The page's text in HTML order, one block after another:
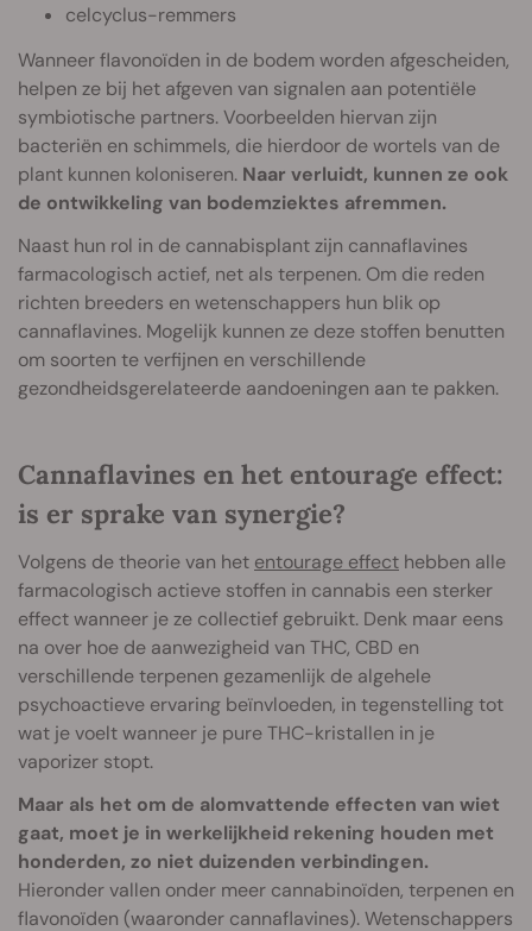
celcyclus-remmers
Wanneer flavonoïden in de bodem worden afgescheiden,
helpen ze bij het afgeven van signalen aan potentiële
symbiotische partners. Voorbeelden hiervan zijn
bacteriën en schimmels, die hierdoor de wortels van de
plant kunnen koloniseren. Naar verluidt, kunnen ze ook
de ontwikkeling van bodemziektes afremmen.
Naast hun rol in de cannabisplant zijn cannaflavines
farmacologisch actief, net als terpenen. Om die reden
richten breeders en wetenschappers hun blik op
cannaflavines. Mogelijk kunnen ze deze stoffen benutten
om soorten te verfijnen en verschillende
gezondheidsgerelateerde aandoeningen aan te pakken.
Cannaflavines en het entourage effect:
is er sprake van synergie?
Volgens de theorie van het entourage effect hebben alle
farmacologisch actieve stoffen in cannabis een sterker
effect wanneer je ze collectief gebruikt. Denk maar eens
na over hoe de aanwezigheid van THC, CBD en
verschillende terpenen gezamenlijk de algehele
psychoactieve ervaring beïnvloeden, in tegenstelling tot
wat je voelt wanneer je pure THC-kristallen in je
vaporizer stopt.
Maar als het om de alomvattende effecten van wiet
gaat, moet je in werkelijkheid rekening houden met
honderden, zo niet duizenden verbindingen.
Hieronder vallen onder meer cannabinoïden, terpenen en
flavonoïden (waaronder cannaflavines). Wetenschappers